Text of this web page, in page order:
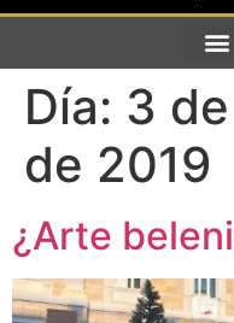
Día: 3
de 2019
¿Arte